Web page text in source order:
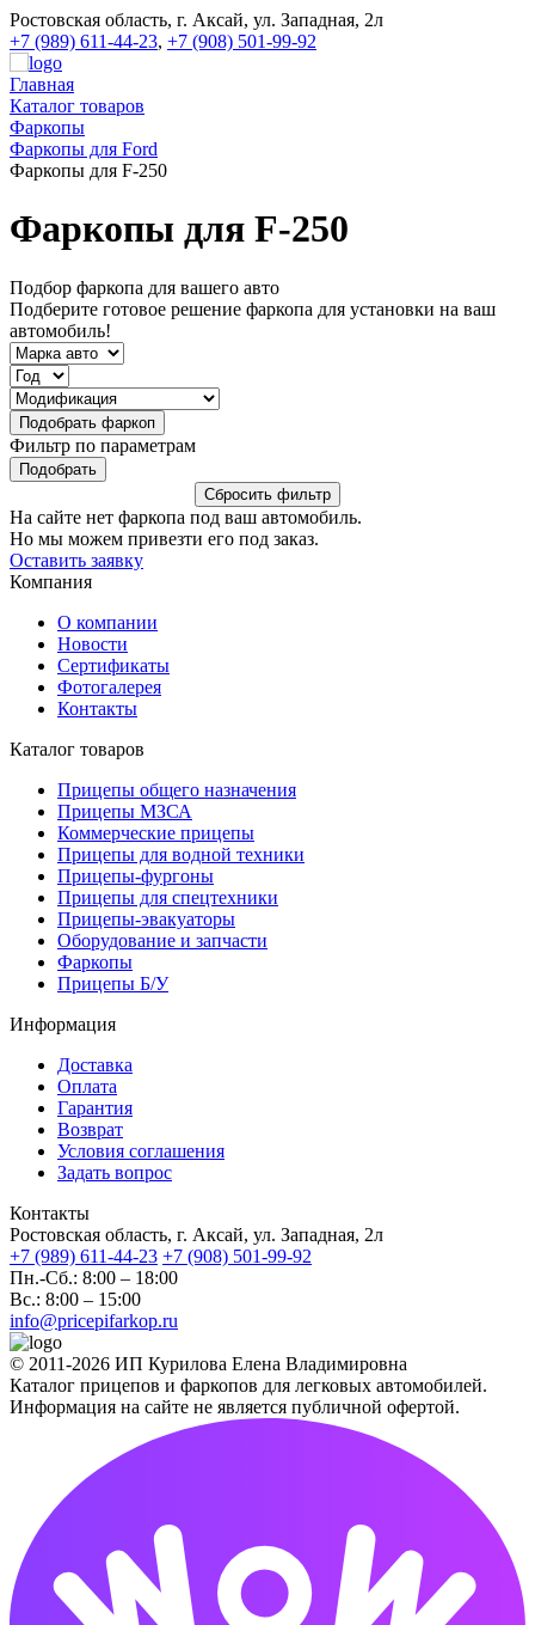
Ростовская область, г. Аксай, ул. Западная, 2л
+7 (989) 611-44-23, +7 (908) 501-99-92
Главная
Каталог товаров
Фаркопы
Фаркопы для Ford
Фаркопы для F-250
Фаркопы для F-250
Подбор фаркопа для вашего авто
Подберите готовое решение фаркопа для установки на ваш
автомобиль!
Фильтр по параметрам
На сайте нет фаркопа под ваш автомобиль.
Но мы можем привезти его под заказ.
Оставить заявку
Компания
О компании
Новости
Сертификаты
Фотогалерея
Контакты
Каталог товаров
Прицепы общего назначения
Прицепы МЗСА
Коммерческие прицепы
Прицепы для водной техники
Прицепы-фургоны
Прицепы для спецтехники
Прицепы-эвакуаторы
Оборудование и запчасти
Фаркопы
Прицепы Б/У
Информация
Доставка
Оплата
Гарантия
Возврат
Условия соглашения
Задать вопрос
Контакты
Ростовская область, г. Аксай, ул. Западная, 2л
+7 (989) 611-44-23 +7 (908) 501-99-92
Пн.-Сб.: 8:00 – 18:00
Вс.: 8:00 – 15:00
info@pricepifarkop.ru
© 2011-2026 ИП Курилова Елена Владимировна
Каталог прицепов и фаркопов для легковых автомобилей.
Информация на сайте не является публичной офертой.